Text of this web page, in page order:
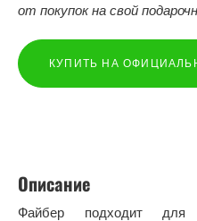
от покупок на свой
КУПИТЬ НА
Описание
Файбер подходит для